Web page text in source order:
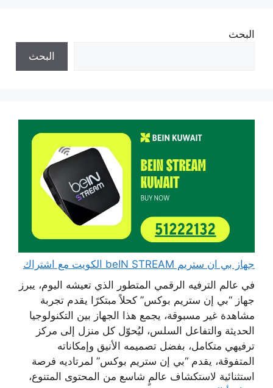
البحث
البحث
جهاز بي ان ستريم beIN STREAM الكويت مع اشتراك
في عالم الترفيه الرقمي المتطور الذي تعيشه اليوم، يبرز
جهاز “بي إن ستريم بوكس” كحلاً مبتكرًا يقدم تجربة
مشاهدة غير مسبوقة، يجمع هذا الجهاز بين التكنولوجيا
الحديثة والتفاعل السلس، ليُحوّل كل منزل إلى مركز
ترفيهي متكامل، بفضل تصميمه الأنيق وإمكاناته
المتفوقة، يقدم “بي إن ستريم بوكس” لمرتاديه فرصة
استثنائية لاستكشاف عالمٍ شاسع من المحتوى المتنوع،